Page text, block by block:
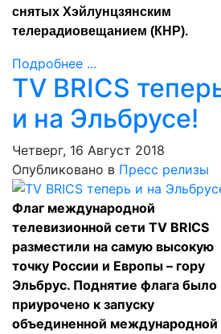
снятых Хэйлунцзянским
телерадиовещанием (КНР).
Подробнее ...
TV BRICS
и на Эльбрусе!
Четверг, 16 Август 2018
Опубликовано в Пресс релизы
Флаг международной
телевизионной сети TV BRICS
разместили на самую высокую
точку России и Европы – гору
Эльбрус. Поднятие флага было
приурочено к запуску
объединенной международной